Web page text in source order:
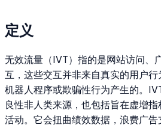
定义
无效流量（IVT）指的是网站访问、
互，这些交互并非来自真实的用户行
机器人程序或欺骗性行为产生的。
良性非人类来源，也包括旨在虚增
活动。它会扭曲绩效数据，浪费广